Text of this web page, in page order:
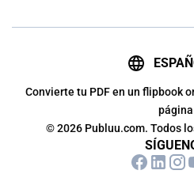
Convierte tu PDF en un flipbook
© 2026 Publuu.com. Todos